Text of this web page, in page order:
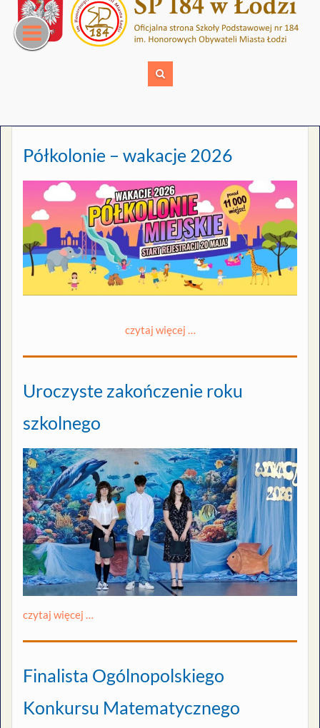
content
Półkolonie – wakacje 2026
czytaj więcej …
Uroczyste zakończenie roku
szkolnego
czytaj więcej …
Finalista Ogólnopolskiego
Konkursu Matematycznego